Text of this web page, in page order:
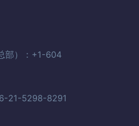
部）：+1-604
21-5298-8291